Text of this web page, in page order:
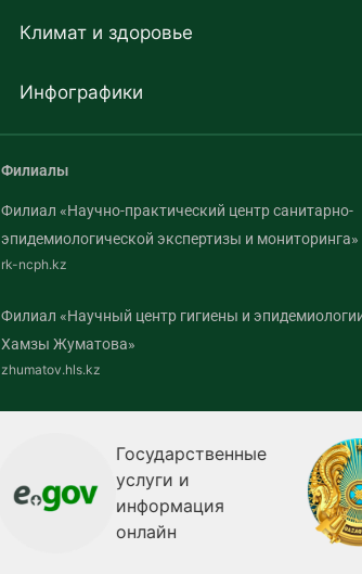
Климат и здоровье
Инфографики
Филиалы
Филиал «Научно-практический центр санитарно-
эпидемиологической экспертизы и мониторинга»
rk-ncph.kz
Филиал «Научный центр гигиены и
Хамзы Жуматова»
zhumatov.hls.kz
Государственные
услуги и
информация